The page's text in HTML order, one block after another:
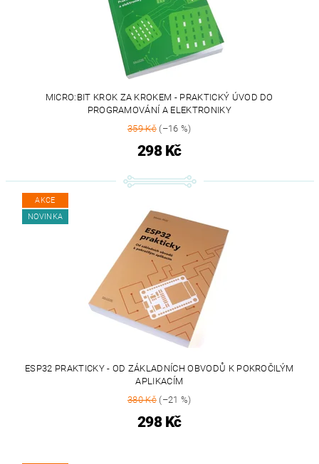
MICRO:BIT KROK ZA KROKEM - PRAKTICKÝ ÚVOD DO
PROGRAMOVÁNÍ A ELEKTRONIKY
359 Kč(–16 %)
298 Kč
AKCE
NOVINKA
ESP32 PRAKTICKY - OD ZÁKLADNÍCH OBVODŮ K POKROČILÝM
APLIKACÍM
380 Kč(–21 %)
298 Kč